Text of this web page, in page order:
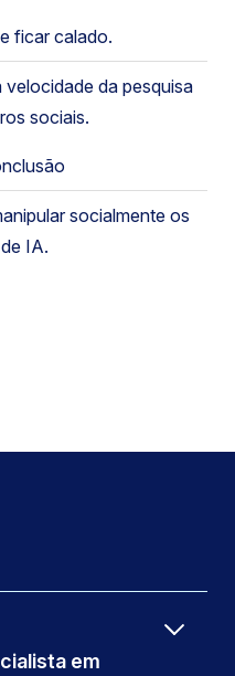
ficar calado.
velocidade da pesquisa
sociais.
socialmente os
IA.
em